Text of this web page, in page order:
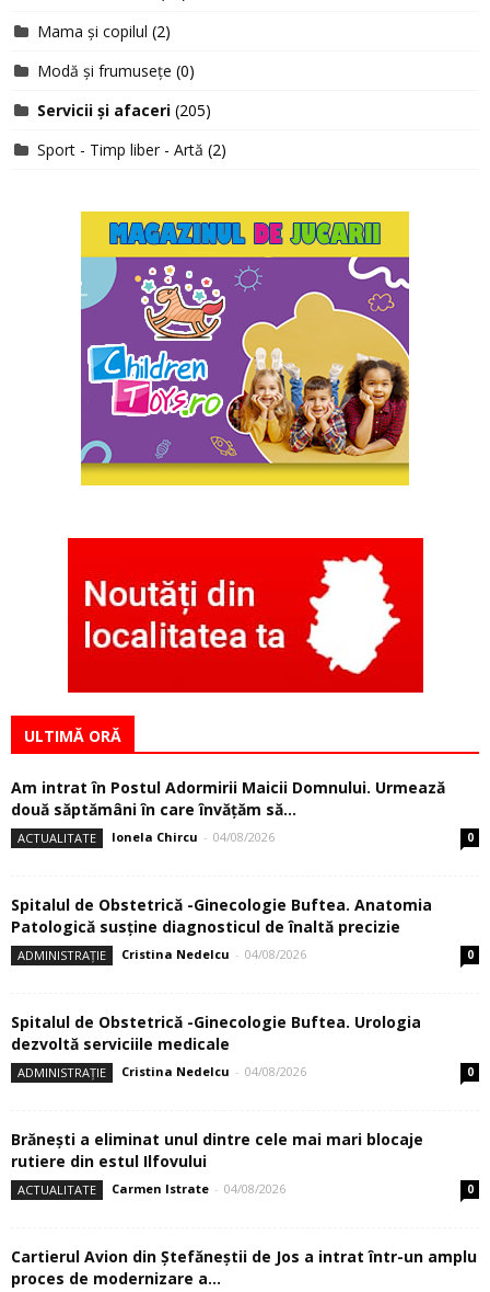
Mama și copilul (2)
Modă și frumusețe (0)
Servicii și afaceri(205)
Sport - Timp liber - Artă (2)
ULTIMĂ ORĂ
Am intrat în Postul Adormirii Maicii Domnului. Urmează
două săptămâni în care învăţăm să...
ACTUALITATE Ionela Chircu - 04/08/2026 0
Spitalul de Obstetrică -Ginecologie Buftea. Anatomia
Patologică susţine diagnosticul de înaltă precizie
ADMINISTRAȚIE Cristina Nedelcu - 04/08/2026 0
Spitalul de Obstetrică -Ginecologie Buftea. Urologia
dezvoltă serviciile medicale
ADMINISTRAȚIE Cristina Nedelcu - 04/08/2026 0
Brănești a eliminat unul dintre cele mai mari blocaje
rutiere din estul Ilfovului
ACTUALITATE Carmen Istrate - 04/08/2026 0
Cartierul Avion din Ştefăneştii de Jos a intrat într-un amplu
proces de modernizare a...